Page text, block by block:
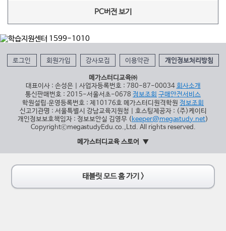
PC버전 보기
로그인 회원가입 강사모집 이용약관 개인정보처리방침
메가스터디교육㈜
대표이사 : 손성은 | 사업자등록번호 : 780-87-00034 회사소개
통신판매번호 : 2015-서울서초-0678 정보조회 구매안전서비스
학원설립∙운영등록번호 : 제10176호 메가스터디원격학원 정보조회
신고기관명 : 서울특별시 강남교육지원청 | 호스팅제공자 : (주)케이티
개인정보보호책임자 : 정보보안실 김영무 ( keeper@megastudy.net)
CopyrightⓒmegastudyEdu.co.,Ltd. All rights reserved.
메가스터디교육 스토어
태블릿 모드 홈 가기 >